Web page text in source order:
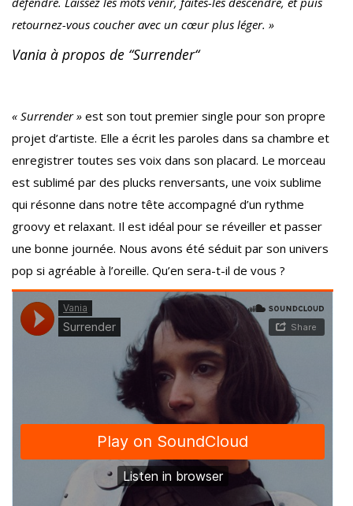
retournez-vous coucher avec un cœur plus léger. »
Vania à propos de “Surrender“
« Surrender » est son tout premier single pour son propre
projet d’artiste. Elle a écrit les paroles dans sa chambre et
enregistrer toutes ses voix dans son placard. Le morceau
est sublimé par des plucks renversants, une voix sublime
qui résonne dans notre tête accompagné d’un rythme
groovy et relaxant. Il est idéal pour se réveiller et passer
une bonne journée. Nous avons été séduit par son univers
pop si agréable à l’oreille. Qu’en sera-t-il de vous ?